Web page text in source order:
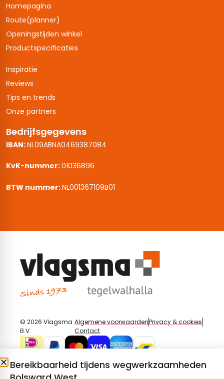
Homepagina
Route(planner)
Openingstijden winkel
Productspecificaties
Inspiratie
Reviews
Tips en trends
Onze partners
Bedrijfsgegevens
IBAN:NL09ABNA0469387084
KvK-nummer:01036896
BTW nummer:NL001367109B01
© 2026 Vlagsma
B.V.
Algemene voorwaardenPrivacy & cookies
Contact
Bereikbaarheid tijdens wegwerkzaamheden